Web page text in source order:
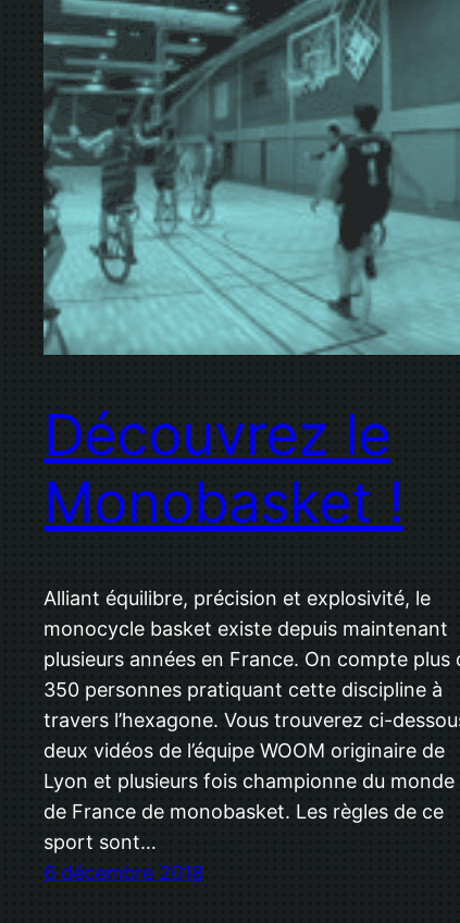
Découvrez le
Monobasket !
Alliant équilibre, précision et explosivité, le
monocycle basket existe depuis maintenant
plusieurs années en France. On compte plus
350 personnes pratiquant cette discipline à
travers l’hexagone. Vous trouverez ci-
deux vidéos de l’équipe WOOM originaire de
Lyon et plusieurs fois championne du monde
de France de monobasket. Les règles de ce
sport sont…
6 décembre 2018